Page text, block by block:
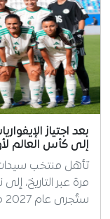
بعد اجتياز
إلى كأس العالم
تأهل منتخب سيدات
مرة عبر التاريخ،
ستُجرى عام 2027 في البرازيل،…